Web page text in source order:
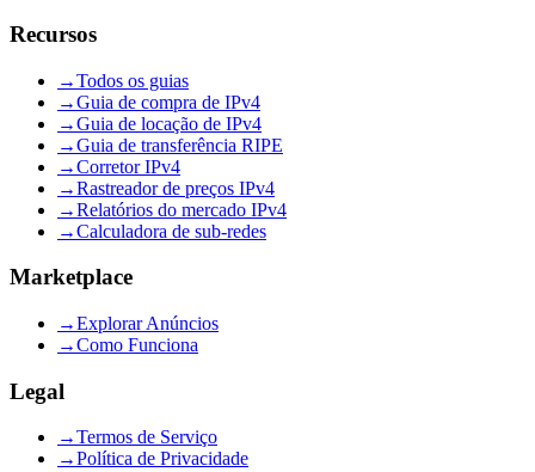
Recursos
→Todos os guias
→Guia de compra de IPv4
→Guia de locação de IPv4
→Guia de transferência RIPE
→Corretor IPv4
→Rastreador de preços IPv4
→Relatórios do mercado IPv4
→Calculadora de sub-redes
Marketplace
→Explorar Anúncios
→Como Funciona
Legal
→Termos de Serviço
→Política de Privacidade